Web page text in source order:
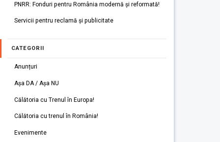
PNRR: Fonduri pentru România modernă și reformată!
Servicii pentru reclamă și publicitate
CATEGORII
Anunțuri
Așa DA / Așa NU
Călătoria cu Trenul în Europa!
Călătoria cu trenul în România!
Evenimente